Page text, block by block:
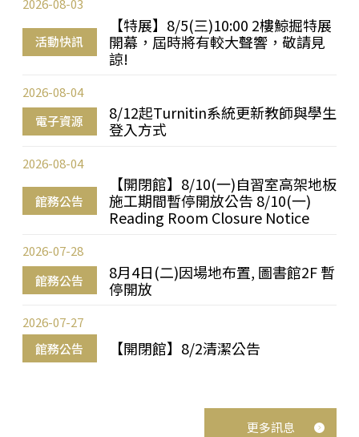
活動快訊
【特展】8/5(三)10:00 2樓鯨掘特展
開幕，屆時將有較大聲響，敬請見
諒!
2026-08-03
電子資源
8/12起Turnitin系統更新教師與學生
登入方式
2026-08-04
館務公告
【開閉館】8/10(一)自習室高架地板
施工期間暫停開放公告 8/10(一)
Reading Room Closure Notice
2026-08-04
館務公告
8月4日(二)因場地布置, 圖書館2F 暫
停開放
2026-07-28
館務公告 【開閉館】8/2清潔公告
2026-07-27
更多訊息